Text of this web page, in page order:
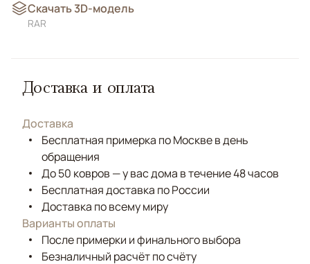
Скачать 3D-модель
RAR
Доставка и оплата
Доставка
Бесплатная примерка по Москве в день
обращения
До 50 ковров — у вас дома в течение 48 часов
Бесплатная доставка по России
Доставка по всему миру
Варианты оплаты
После примерки и финального выбора
Безналичный расчёт по счёту